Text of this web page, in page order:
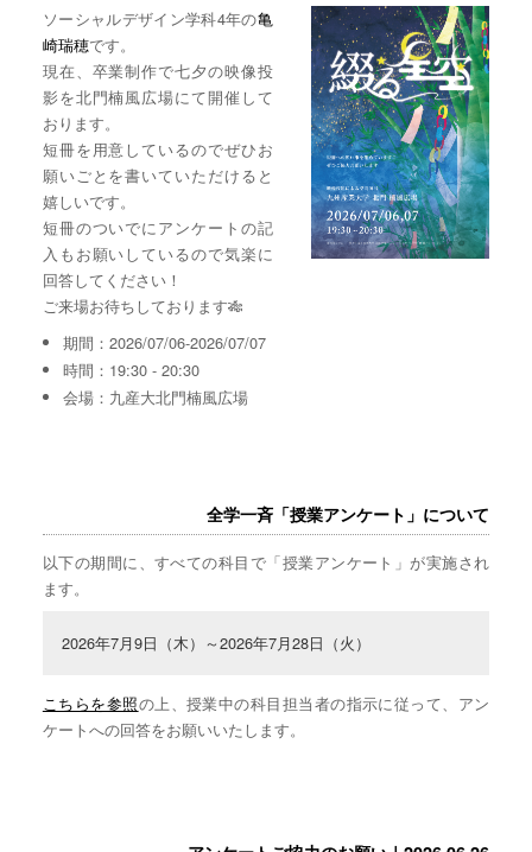
ソーシャルデザイン学科4年の亀
崎瑞穂です。
現在、卒業制作で七夕の映像投
影を北門楠風広場にて開催して
おります。
短冊を用意しているのでぜひお
願いごとを書いていただけると
嬉しいです。
短冊のついでにアンケートの記
入もお願いしているので気楽に
回答してください！
ご来場お待ちしております🎋
期間：2026/07/06-2026/07/07
時間：19:30 - 20:30
会場：九産大北門楠風広場
全学一斉「授業アンケート」について
以下の期間に、すべての科目で「授業アンケート」が実施され
ます。
2026年7月9日（木）～2026年7月28日（火）
こちらを参照の上、授業中の科目担当者の指示に従って、アン
ケートへの回答をお願いいたします。